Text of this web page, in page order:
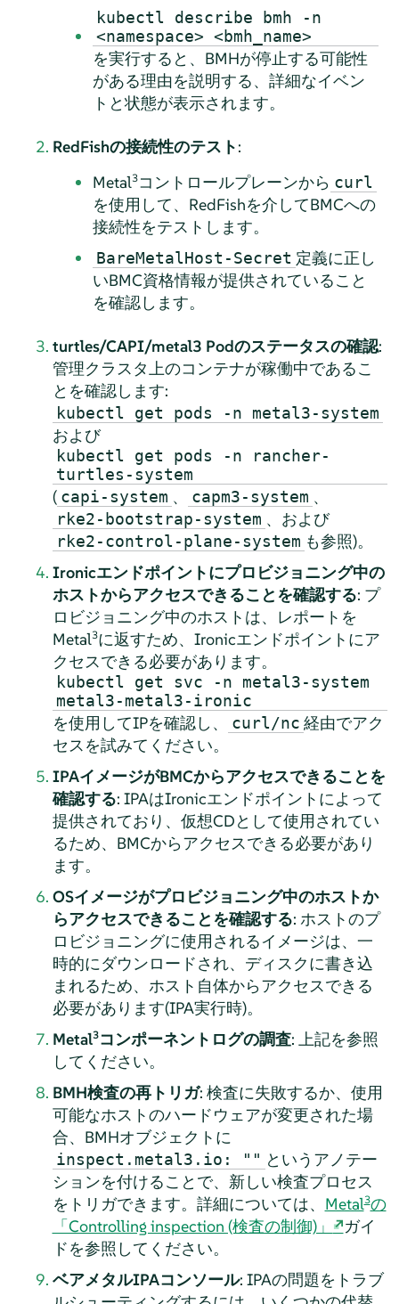
kubectl describe bmh -n
<namespace> <bmh_name>
を実行すると、BMHが停止する可能性
がある理由を説明する、詳細なイベン
トと状態が表示されます。
RedFishの接続性のテスト:
Metal3コントロールプレーンから curl
を使用して、RedFishを介してBMCへの
接続性をテストします。
BareMetalHost-Secret 定義に正し
いBMC資格情報が提供されていること
を確認します。
turtles/CAPI/metal3 Podのステータスの確認:
管理クラスタ上のコンテナが稼働中であるこ
とを確認します:
kubectl get pods -n metal3-system
および
kubectl get pods -n rancher-
turtles-system
( capi-system 、 capm3-system 、
rke2-bootstrap-system 、および
rke2-control-plane-system も参照)。
Ironicエンドポイントにプロビジョニング中の
ホストからアクセスできることを確認する: プ
ロビジョニング中のホストは、レポートを
Metal3に返すため、Ironicエンドポイントにア
クセスできる必要があります。
kubectl get svc -n metal3-system
metal3-metal3-ironic
を使用してIPを確認し、 curl/nc 経由でアク
セスを試みてください。
IPAイメージがBMCからアクセスできることを
確認する: IPAはIronicエンドポイントによって
提供されており、仮想CDとして使用されてい
るため、BMCからアクセスできる必要があり
ます。
OSイメージがプロビジョニング中のホストか
らアクセスできることを確認する: ホストのプ
ロビジョニングに使用されるイメージは、一
時的にダウンロードされ、ディスクに書き込
まれるため、ホスト自体からアクセスできる
必要があります(IPA実行時)。
Metal3コンポーネントログの調査: 上記を参照
してください。
BMH検査の再トリガ: 検査に失敗するか、使用
可能なホストのハードウェアが変更された場
合、BMHオブジェクトに
inspect.metal3.io: "" というアノテー
ションを付けることで、新しい検査プロセス
をトリガできます。詳細については、 Metal3の
「Controlling inspection (検査の制御)」
ガイ
ドを参照してください。
ベアメタルIPAコンソール: IPAの問題をトラブ